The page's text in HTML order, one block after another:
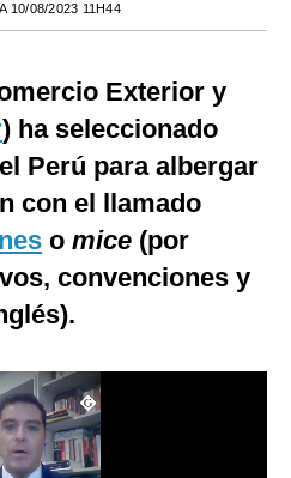
10/08/2023 11H44
Exterior y
) ha seleccionado
Perú para albergar
con el llamado
o mice (por
convenciones y